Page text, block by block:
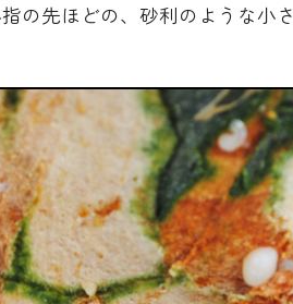
の先ほどの、砂利のような小さ